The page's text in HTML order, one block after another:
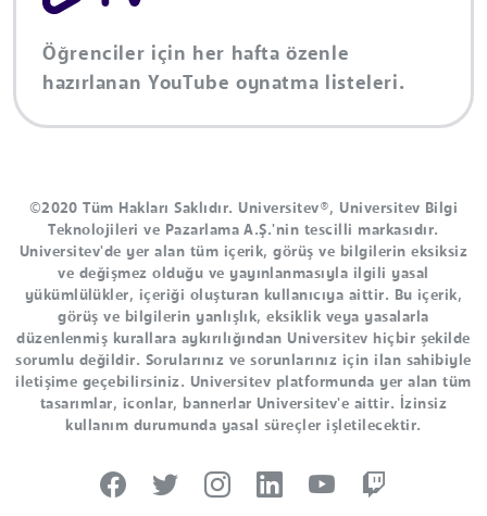
Öğrenciler için her hafta özenle
hazırlanan YouTube oynatma listeleri.
©2020 Tüm Hakları Saklıdır. Universitev®, Universitev Bilgi
Teknolojileri ve Pazarlama A.Ş.'nin tescilli markasıdır.
Universitev'de yer alan tüm içerik, görüş ve bilgilerin eksiksiz
ve değişmez olduğu ve yayınlanmasıyla ilgili yasal
yükümlülükler, içeriği oluşturan kullanıcıya aittir. Bu içerik,
görüş ve bilgilerin yanlışlık, eksiklik veya yasalarla
düzenlenmiş kurallara aykırılığından Universitev hiçbir şekilde
sorumlu değildir. Sorularınız ve sorunlarınız için ilan sahibiyle
iletişime geçebilirsiniz. Universitev platformunda yer alan tüm
tasarımlar, iconlar, bannerlar Universitev'e aittir. İzinsiz
kullanım durumunda yasal süreçler işletilecektir.